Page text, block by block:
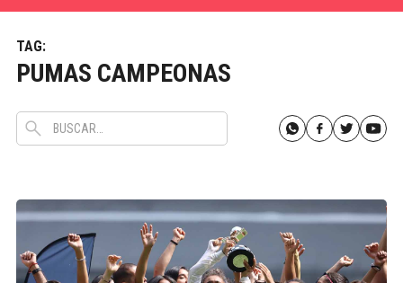
TAG:
PUMAS CAMPEONAS